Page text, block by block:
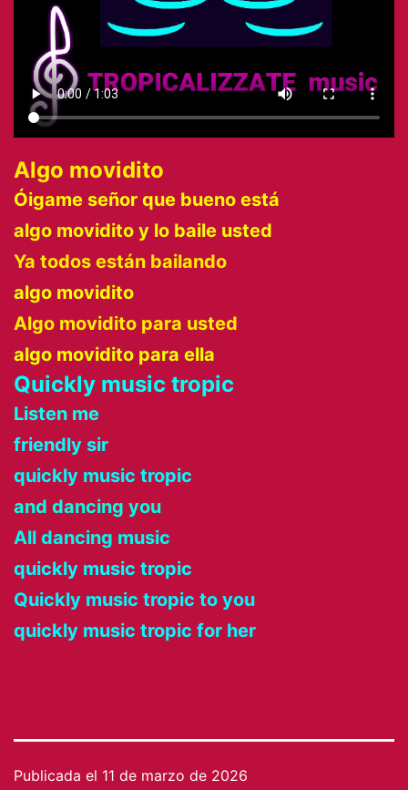
Algo movidito
Óigame señor que bueno está
algo movidito y lo baile usted
Ya todos están bailando
algo movidito
Algo movidito para usted
algo movidito para ella
Quickly music tropic
Listen me
friendly sir
quickly music tropic
and dancing you
All dancing music
quickly music tropic
Quickly music tropic to you
quickly music tropic for her
Publicada el 11 de marzo de 2026